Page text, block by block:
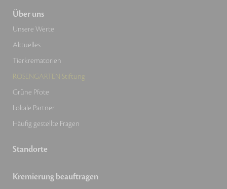
Über uns
Unsere Werte
Aktuelles
Tierkrematorien
ROSENGARTEN-Stiftung
Grüne Pfote
Lokale Partner
Häufig gestellte Fragen
Standorte
Kremierung beauftragen